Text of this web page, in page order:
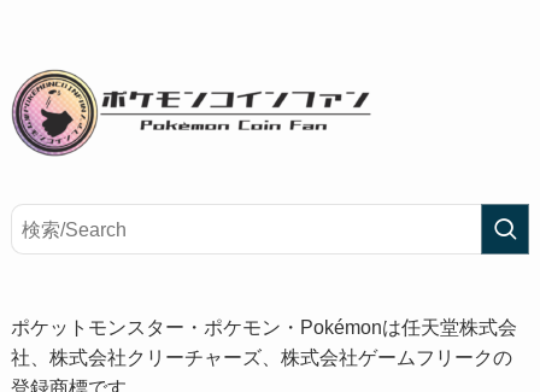
ポケットモンスター・ポケモン・Pokémonは任天堂株式会
社、株式会社クリーチャーズ、株式会社ゲームフリークの
登録商標です。